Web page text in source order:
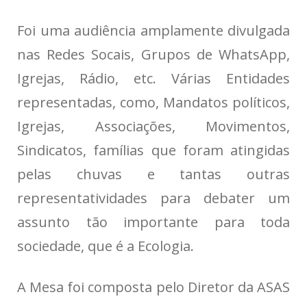
Foi uma audiência amplamente divulgada
nas Redes Socais, Grupos de WhatsApp,
Igrejas, Rádio, etc. Várias Entidades
representadas, como, Mandatos políticos,
Igrejas, Associações, Movimentos,
Sindicatos, famílias que foram atingidas
pelas chuvas e tantas outras
representatividades para debater um
assunto tão importante para toda
sociedade, que é a Ecologia.
A Mesa foi composta pelo Diretor da ASAS